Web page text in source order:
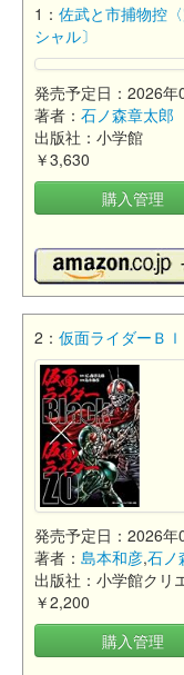
1： 佐武と市捕物控
シャル〕
発売予定日：2026年
著者： 石ノ森章太郎
出版社：小学館
￥3,630
購入管理
2： 仮面ライダーＢ
発売予定日：2026年
著者： 島本和彦,石ノ
出版社：小学館クリ
￥2,200
購入管理